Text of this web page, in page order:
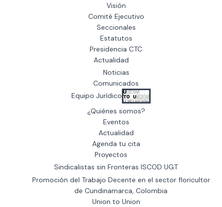
Visión
Comité Ejecutivo
Seccionales
Estatutos
Presidencia CTC
Actualidad
Noticias
Comunicados
Equipo Jurídico
¿Quiénes somos?
Eventos
Actualidad
Agenda tu cita
Proyectos
Sindicalistas sin Fronteras ISCOD UGT
Promoción del Trabajo Decente en el sector floricultor
de Cundinamarca, Colombia
Union to Union